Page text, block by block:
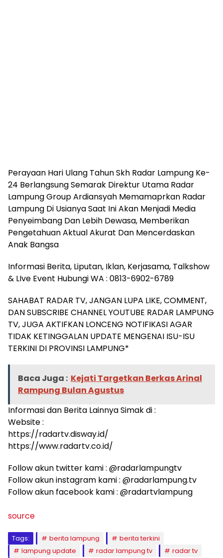
Perayaan Hari Ulang Tahun Skh Radar Lampung Ke-
24 Berlangsung Semarak Direktur Utama Radar
Lampung Group Ardiansyah Memamaprkan Radar
Lampung Di Usianya Saat Ini Akan Menjadi Media
Penyeimbang Dan Lebih Dewasa, Memberikan
Pengetahuan Aktual Akurat Dan Mencerdaskan
Anak Bangsa
Informasi Berita, Liputan, Iklan, Kerjasama, Talkshow
& LIve Event Hubungi WA : 0813-6902-6789
SAHABAT RADAR TV, JANGAN LUPA LIKE, COMMENT,
DAN SUBSCRIBE CHANNEL YOUTUBE RADAR LAMPUNG
TV, JUGA AKTIFKAN LONCENG NOTIFIKASI AGAR
TIDAK KETINGGALAN UPDATE MENGENAI ISU-ISU
TERKINI DI PROVINSI LAMPUNG*
Baca Juga : Kejati Targetkan Berkas Arinal
Rampung Bulan Agustus
Informasi dan Berita Lainnya Simak di :
Website :
https://radartv.disway.id/
https://www.radartv.co.id/
Follow akun twitter kami : @radarlampungtv
Follow akun instagram kami : @radarlampung.tv
Follow akun facebook kami : @radartvlampung
source
Tags: berita lampung
berita terkini
lampung update
radar lampung tv
radar tv